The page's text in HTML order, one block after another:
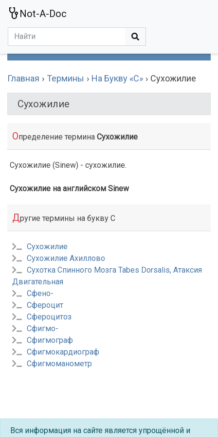
Not-A-Doc
Главная Термины На Букву «С» Сухожилие
Сухожилие
Определение термина Сухожилие
Сухожилие (Sinew) - сухожилие.
Сухожилие на английском Sinew
Другие термины на букву С
Сухожилие
Сухожилие Ахиллово
Сухотка Спинного Мозга Tabes Dorsalis, Атаксия
Двигательная
Сфено-
Сфероцит
Сфероцитоз
Сфигмо-
Сфигмограф
Сфигмокардиограф
Сфигмоманометр
Вся информация на сайте является упрощённой и